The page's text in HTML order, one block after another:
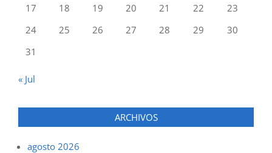
17
18 19 20 21 22
23
24
25 26 27 28 29
30
31
« Jul
ARCHIVOS
agosto 2026